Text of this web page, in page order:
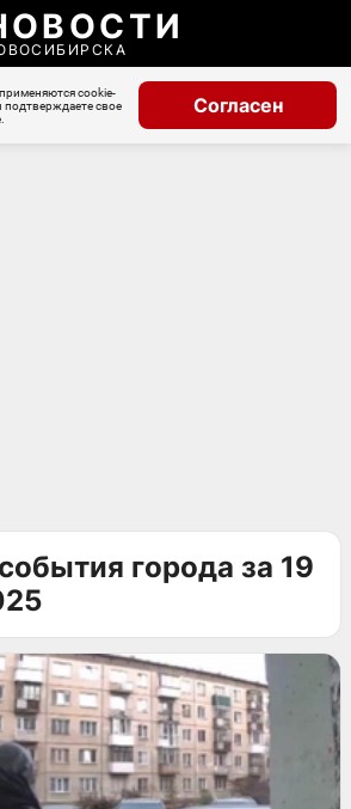
cookie-
подтверждаете свое
Согласен
города за 19